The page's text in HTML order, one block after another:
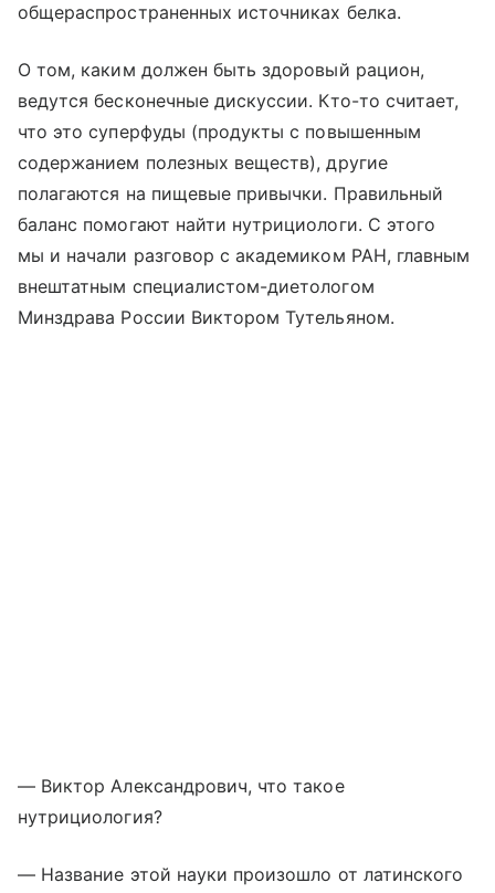
общераспространенных источниках белка.
О том, каким должен быть здоровый рацион,
ведутся бесконечные дискуссии. Кто-то считает,
что это суперфуды (продукты с повышенным
содержанием полезных веществ), другие
полагаются на пищевые привычки. Правильный
баланс помогают найти нутрициологи. С этого
мы и начали разговор с академиком РАН, главным
внештатным специалистом-диетологом
Минздрава России Виктором Тутельяном.
— Виктор Александрович, что такое
нутрициология?
— Название этой науки произошло от латинского